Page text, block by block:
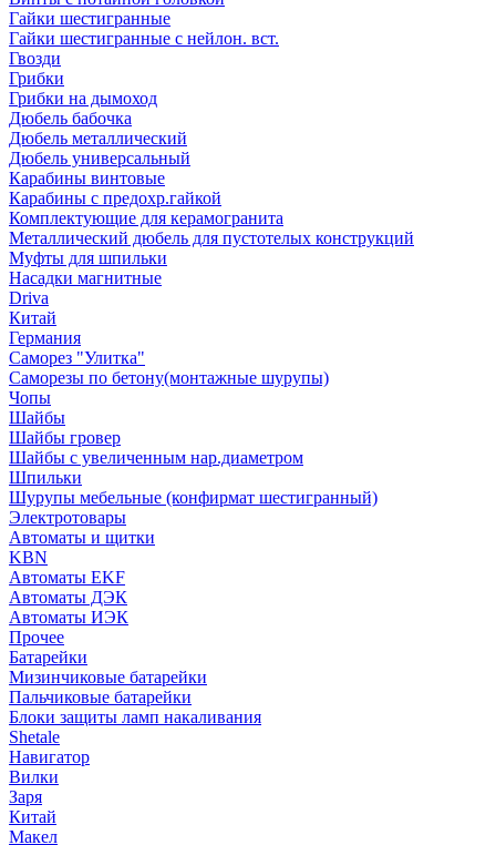
Гайки шестигранные
Гайки шестигранные с нейлон. вст.
Гвозди
Грибки
Грибки на дымоход
Дюбель бабочка
Дюбель металлический
Дюбель универсальный
Карабины винтовые
Карабины с предохр.гайкой
Комплектующие для керамогранита
Металлический дюбель для пустотелых конструкций
Муфты для шпильки
Насадки магнитные
Driva
Китай
Германия
Саморез "Улитка"
Саморезы по бетону(монтажные шурупы)
Чопы
Шайбы
Шайбы гровер
Шайбы с увеличенным нар.диаметром
Шпильки
Шурупы мебельные (конфирмат шестигранный)
Электротовары
Автоматы и щитки
KBN
Автоматы EKF
Автоматы ДЭК
Автоматы ИЭК
Прочее
Батарейки
Мизинчиковые батарейки
Пальчиковые батарейки
Блоки защиты ламп накаливания
Shetale
Навигатор
Вилки
Заря
Китай
Макел